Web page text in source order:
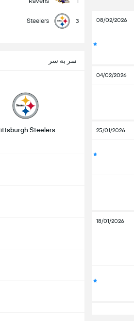
08/02/2026
04/02/2026
25/01/2026
18/01/2026
3
Steelers
سر به سر
Steelers